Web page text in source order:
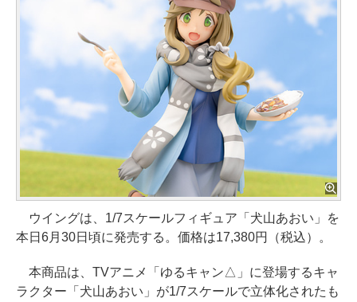
ウイングは、1/7スケールフィギュア「犬山あおい」を
本日6月30日頃に発売する。価格は17,380円（税込）。
本商品は、TVアニメ「ゆるキャン△」に登場するキャ
ラクター「犬山あおい」が1/7スケールで立体化されたも